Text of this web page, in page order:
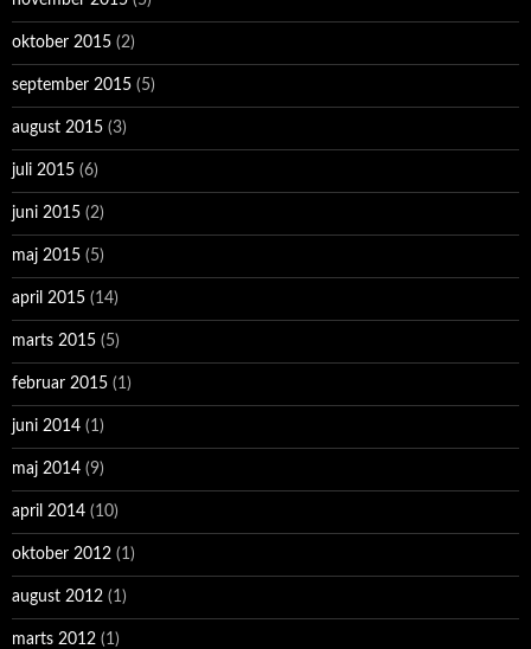
oktober 2015 (2)
september 2015 (5)
august 2015 (3)
juli 2015 (6)
juni 2015 (2)
maj 2015 (5)
april 2015 (14)
marts 2015 (5)
februar 2015 (1)
juni 2014 (1)
maj 2014 (9)
april 2014 (10)
oktober 2012 (1)
august 2012 (1)
marts 2012 (1)